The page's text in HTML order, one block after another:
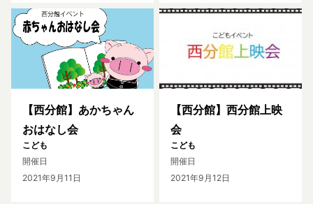
【西分館】あかちゃん
おはなし会
こども
開催日
2021年9月11日
【西分館】西分館上映
会
こども
開催日
2021年9月12日